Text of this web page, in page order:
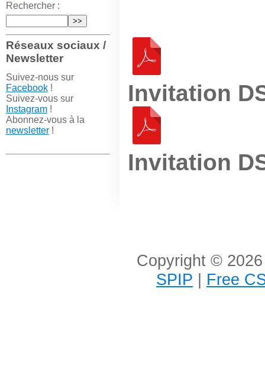
Rechercher :
Réseaux sociaux /
Newsletter
Suivez-nous sur
Facebook!
Suivez-vous sur
Instagram!
Abonnez-vous à la
newsletter!
Invitation
Invitation
Copyright ©
SPIP | Free